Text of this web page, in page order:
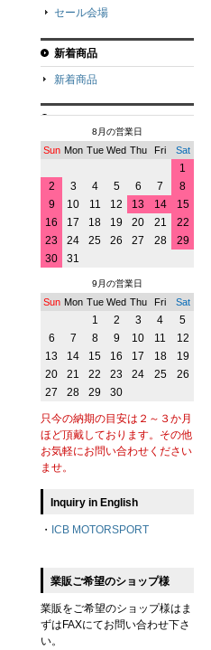
セール会場
新着商品
新着商品
8月の営業日
Sun Mon Tue Wed Thu Fri Sat
1
2
3 4 5 6 7
8
9
10 11 12 13 14
15
16
17 18 19 20 21
22
23
24 25 26 27 28
29
30
31
9月の営業日
Sun Mon Tue Wed Thu Fri Sat
1 2 3 4
5
6
7 8 9 10 11
12
13
14 15 16 17 18
19
20
21 22 23 24 25
26
27
28 29 30
只今の納期の目安は２～３か月
ほど頂戴しております。その他
お気軽にお問い合わせください
ませ。
Inquiry in English
・ ICB MOTORSPORT
業販ご希望のショップ様
業販をご希望のショップ様はま
ずはFAXにてお問い合わせ下さ
い。